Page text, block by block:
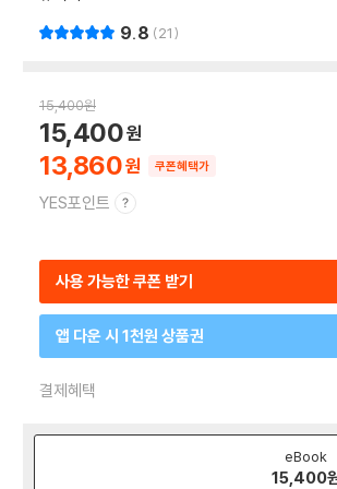
9.8 21
15,400원
13,860
15,400
쿠폰혜택가
YES포인트
사용 가능한 쿠폰 받기
앱 다운 시 1천원 상품권
결제혜택
eBook
15,400